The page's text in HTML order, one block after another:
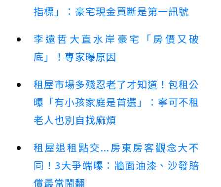
指標」：豪宅現金買斷是第一訊號
李遠哲大直水岸豪宅「房價又破
底」！專家曝原因
租屋市場多殘忍老了才知道！包租公
曝「有小孩家庭是首選」：寧可不租
老人也別自找麻煩
租屋退租點交...房東房客觀念大不
同！3大爭端曝：牆面油漆、沙發賠
償最常鬧翻